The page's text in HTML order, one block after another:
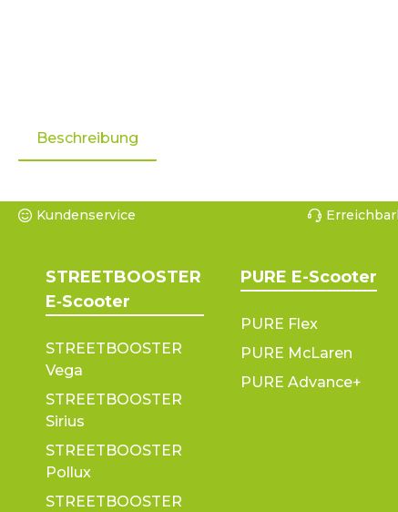
Beschreibung
Kundenservice
STREETBOOSTER
E‑Scooter
STREETBOOSTER
Vega
STREETBOOSTER
Sirius
STREETBOOSTER
Pollux
STREETBOOSTER
PURE E-Scooter
PURE Flex
PURE McLaren
PURE Advance+